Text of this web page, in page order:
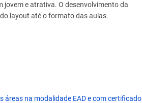
e atrativa. O desenvolvimento da
layout até o formato das aulas.
na modalidade EAD e com certificado